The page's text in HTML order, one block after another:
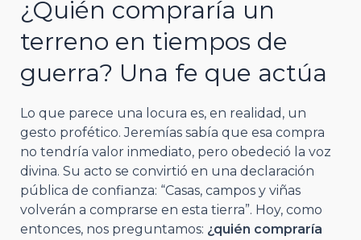
¿Quién compraría un
terreno en tiempos de
guerra? Una fe que actúa
Lo que parece una locura es, en realidad, un
gesto profético. Jeremías sabía que esa compra
no tendría valor inmediato, pero obedeció la voz
divina. Su acto se convirtió en una declaración
pública de confianza: “Casas, campos y viñas
volverán a comprarse en esta tierra”. Hoy, como
entonces, nos preguntamos: ¿quién compraría